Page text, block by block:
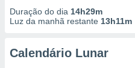
Duração do dia 14h29m
Luz da manhã restante 13h11m
Calendário Lunar